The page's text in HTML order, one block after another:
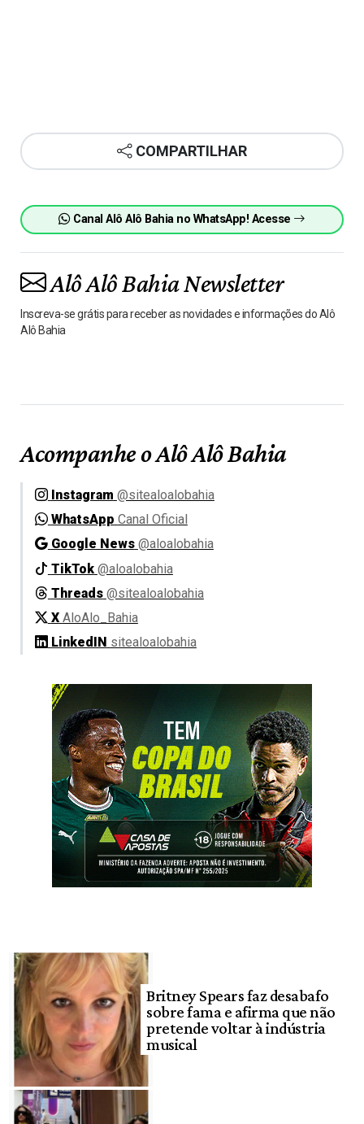
COMPARTILHAR
Canal Alô Alô Bahia no WhatsApp! Acesse
Alô Alô Bahia Newsletter
Inscreva-se grátis para receber as novidades e informações do Alô
Alô Bahia
Acompanhe o Alô Alô Bahia
Instagram @sitealoalobahia
WhatsApp Canal Oficial
Google News @aloalobahia
TikTok @aloalobahia
Threads @sitealoalobahia
X AloAlo_Bahia
LinkedIN sitealoalobahia
Britney Spears faz desabafo
sobre fama e afirma que não
pretende voltar à indústria
musical